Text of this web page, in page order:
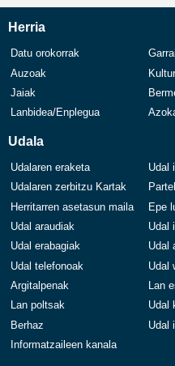
Herria
Datu orokorrak
Auzoak
Jaiak
Lanbidea/Enplegua
Udala
Udalaren eraketa
Udal
Udalaren zerbitzu Kartak
Herritarren asetasun maila
Epe
Udal araudiak
Udal
Udal erabagiak
Udal
Udal telefonoak
Udal
Argitalpenak
Lan
Lan poltsak
Udal
Berhaz
Udal
Informatzaileen kanala